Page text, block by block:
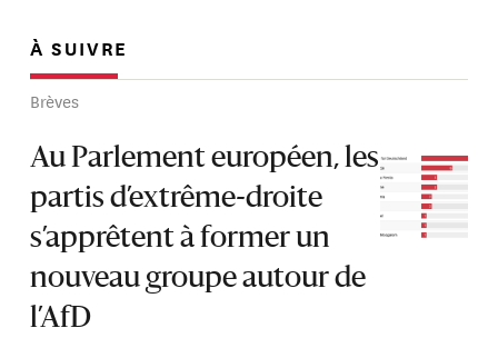
À SUIVRE
Brèves
Au Parlement européen, les
partis d’extrême-droite
s’apprêtent à former un
nouveau groupe autour de
l’AfD